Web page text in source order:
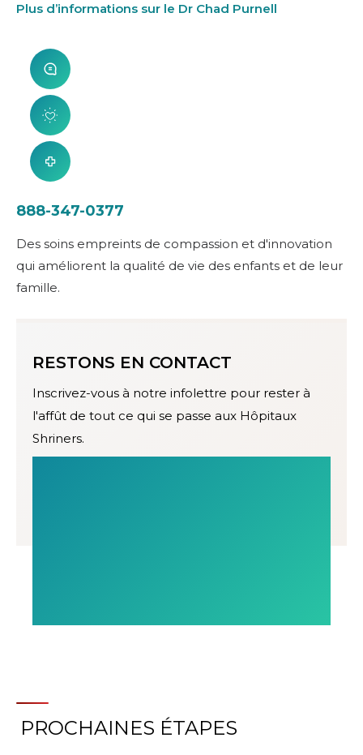
Plus d’informations sur le Dr Chad Purnell
888-347-0377
Des soins empreints de compassion et d'innovation
qui améliorent la qualité de vie des enfants et de leur
famille.
RESTONS EN CONTACT
Inscrivez-vous à notre infolettre pour rester à
l'affût de tout ce qui se passe aux Hôpitaux
Shriners.
PROCHAINES ÉTAPES